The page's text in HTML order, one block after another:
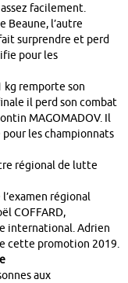
facilement.
Beaune, l’autre
surprendre et perd
pour les
kg remporte son
il perd son combat
MAGOMADOV. Il
pour les championnats
régional de lutte
l’examen régional
COFFARD,
international. Adrien
cette promotion 2019.
aux